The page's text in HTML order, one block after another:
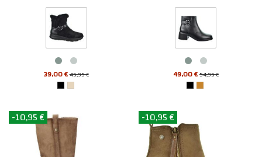
39,00 €45,95 € 49,00 €54,95 €
-10,95 € -10,95 €